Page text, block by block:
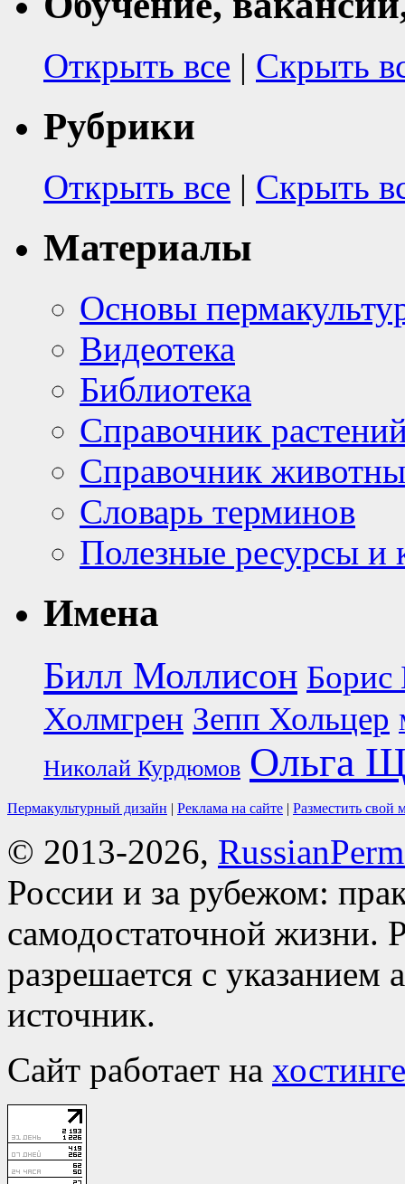
Открыть все | Скрыть
Рубрики
Открыть все | Скрыть
Материалы
Основы
Видеотека
Библиотека
Справочник
Справочник
Словарь терминов
Полезные ресурсы и
Имена
Билл Моллисон Борис
Холмгрен Зепп Хольцер
Николай Курдюмов Ольга
Пермакультурный дизайн | Реклама на сайте | Разместить свой
© 2013-2026,
России и за рубежом:
самодостаточной жизни.
разрешается с указанием
источник.
Сайт работает на